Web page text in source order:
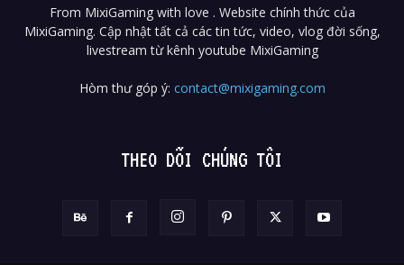
From MixiGaming with love . Website chính thức của
MixiGaming. Cập nhật tất cả các tin tức, video, vlog đời sống,
livestream từ kênh youtube MixiGaming
Hòm thư góp ý: contact@mixigaming.com
THEO DÕI CHÚNG TÔI